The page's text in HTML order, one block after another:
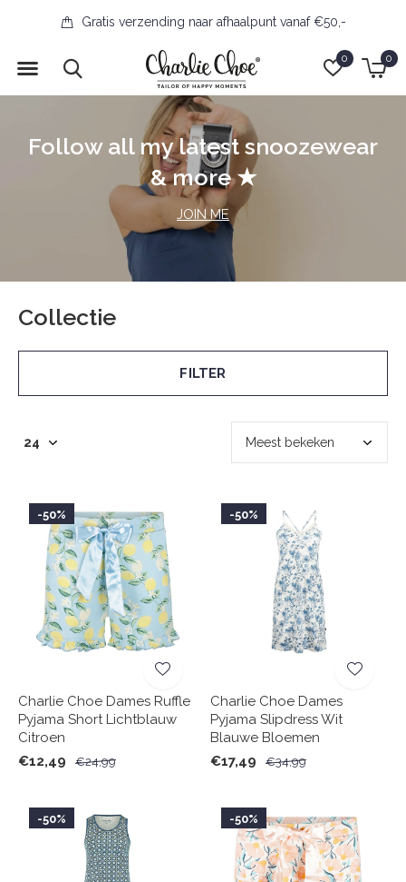
0 0
Gratis verzending naar afhaalpunt vanaf €50,-
Follow all my latest snoozewear
& more ★
JOIN ME
Collectie
FILTER
-50%
Charlie Choe Dames Ruffle
Pyjama Short Lichtblauw
Citroen
€12,49
€24,99
-50%
Charlie Choe Dames
Pyjama Slipdress Wit
Blauwe Bloemen
€17,49
€34,99
-50% -50%